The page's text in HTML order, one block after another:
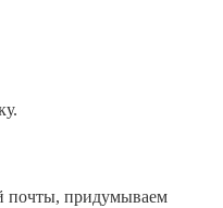
почты, придумываем